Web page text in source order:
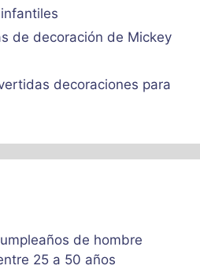
de decoración de Mickey
decoraciones para
de hombre
25 a 50 años